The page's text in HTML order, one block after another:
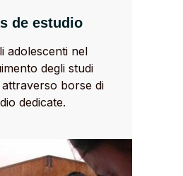
de estudio
adolescenti nel
degli studi
borse di
dedicate.